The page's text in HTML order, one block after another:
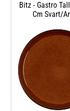
Bitz - Gastro
Cm Svart/